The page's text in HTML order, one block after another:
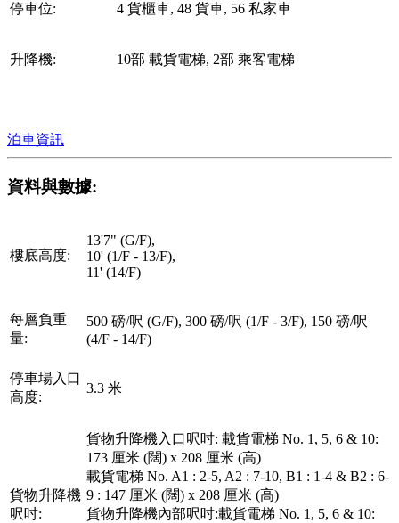
停車位: 4 貨櫃車, 48 貨車, 56 私家車
升降機: 10部 載貨電梯, 2部 乘客電梯
泊車資訊
資料與數據:
樓底高度:
13'7" (G/F),
10' (1/F - 13/F),
11' (14/F)
每層負重
量:
500 磅/呎 (G/F), 300 磅/呎 (1/F - 3/F), 150 磅/呎
(4/F - 14/F)
停車場入口
高度:
3.3 米
貨物升降機
呎吋:
貨物升降機入口呎吋: 載貨電梯 No. 1, 5, 6 & 10:
173 厘米 (闊) x 208 厘米 (高)
載貨電梯 No. A1 : 2-5, A2 : 7-10, B1 : 1-4 & B2 : 6-
9 : 147 厘米 (闊) x 208 厘米 (高)
貨物升降機內部呎吋:載貨電梯 No. 1, 5, 6 & 10: